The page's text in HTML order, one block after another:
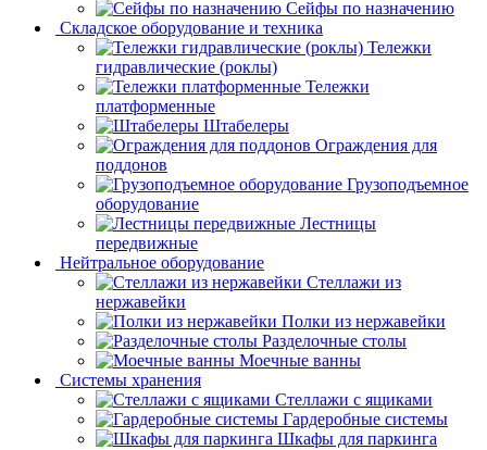
Сейфы по назначению
Складское оборудование и техника
Тележки
гидравлические (роклы)
Тележки
платформенные
Штабелеры
Ограждения для
поддонов
Грузоподъемное
оборудование
Лестницы
передвижные
Нейтральное оборудование
Стеллажи из
нержавейки
Полки из нержавейки
Разделочные столы
Моечные ванны
Системы хранения
Стеллажи с ящиками
Гардеробные системы
Шкафы для паркинга